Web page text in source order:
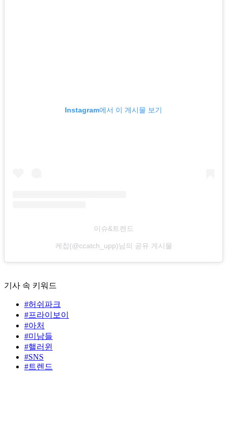
Instagram에서 이 게시물 보기
이슈&트렌드
케찹(@ccatch_upp)님의 공유 게시물
기사 속 키워드
#허쉬파크
#프라이보이
#아처
#미남들
#핼러윈
#SNS
#트렌드